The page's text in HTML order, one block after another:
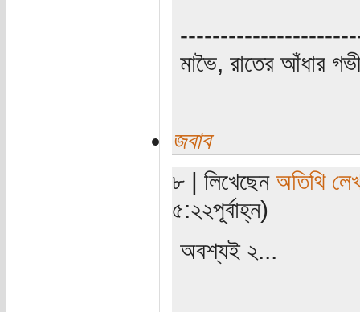
মাভৈ, রাতের আঁধার
জবাব
৮ | লিখেছেন অতিথি
৫:২২পূর্বাহ্ন)
অবশ্যই ২...